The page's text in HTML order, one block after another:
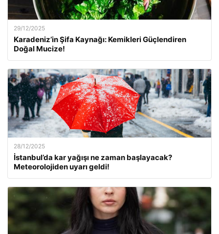
29/12/2025
Karadeniz’in Şifa Kaynağı: Kemikleri Güçlendiren
Doğal Mucize!
28/12/2025
İstanbul’da kar yağışı ne zaman başlayacak?
Meteorolojiden uyarı geldi!